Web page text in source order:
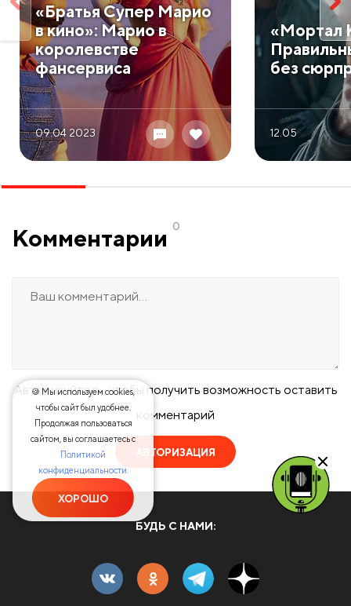
​«Братья Супер Марио
в кино»: Марио в
королевстве
фансервиса
09.04 2023
​«Мортал
без
12.05
Комментарии 0
Авторизуйтесь, чтобы получить возможность оставить
комментарий
АВТОРИЗАЦИЯ
БУДЬ С НАМИ:
🍪 Мы используем cookies,
чтобы сайт был удобнее.
Продолжая пользоваться
сайтом, вы соглашаетесь с
Политикой
конфиденциальности.
ХОРОШО